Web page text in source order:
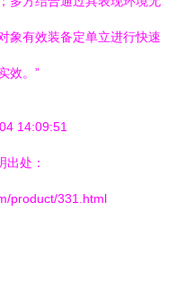
象有效装备定单立进行快速
效。”
14:09:51
出处：
product/331.html